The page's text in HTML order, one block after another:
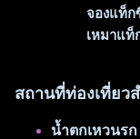
จอง
เหมา
สถานที่ท่องเที่ยว
น้ำตกเหวนรก